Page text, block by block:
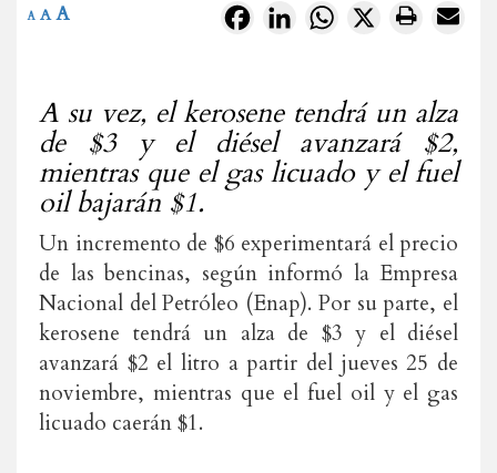
FacebookLinkedInWhatsApp
X
A A A
A su vez, el kerosene tendrá un alza
de $3 y el diésel avanzará $2,
mientras que el gas licuado y el fuel
oil bajarán $1.
Un incremento de $6 experimentará el precio
de las bencinas, según informó la Empresa
Nacional del Petróleo (Enap). Por su parte, el
kerosene tendrá un alza de $3 y el diésel
avanzará $2 el litro a partir del jueves 25 de
noviembre, mientras que el fuel oil y el gas
licuado caerán $1.